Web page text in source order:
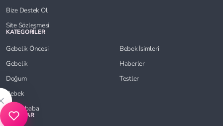
Bize Destek Ol
Site Sözleşmesi
KATEGORİLER
Gebelik Öncesi
Gebelik
Doğum
Bebek
Anne-baba
Bebek İsimleri
Haberler
Testler
ARAÇLAR